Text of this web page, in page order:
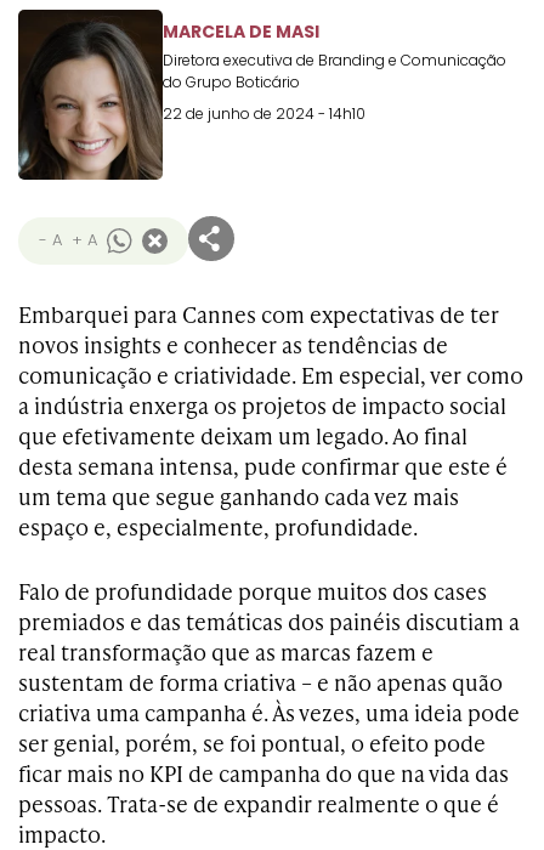
Creative
Effectiveness
Creative
Strategy
Film Craft
Creative
Commerce
Creative Data
for Music
Entertainment
MARCELA DE MASI
Diretora executiva de Branding e Comunicação
do Grupo Boticário
22 de junho de 2024 - 14h10
- A + A
Embarquei para Cannes com expectativas de ter
novos insights e conhecer as tendências de
comunicação e criatividade. Em especial, ver como
a indústria enxerga os projetos de impacto social
que efetivamente deixam um legado. Ao final
desta semana intensa, pude confirmar que este é
um tema que segue ganhando cada vez mais
espaço e, especialmente, profundidade.
Falo de profundidade porque muitos dos cases
premiados e das temáticas dos painéis discutiam a
real transformação que as marcas fazem e
sustentam de forma criativa – e não apenas quão
criativa uma campanha é. Às vezes, uma ideia pode
ser genial, porém, se foi pontual, o efeito pode
ficar mais no KPI de campanha do que na vida das
pessoas. Trata-se de expandir realmente o que é
impacto.